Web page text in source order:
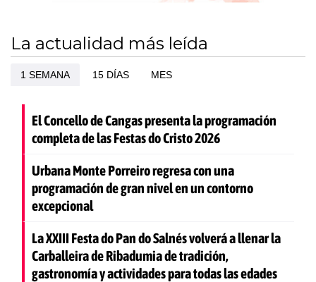
La actualidad más leída
1 SEMANA 15 DÍAS MES
El Concello de Cangas presenta la programación
completa de las Festas do Cristo 2026
Urbana Monte Porreiro regresa con una
programación de gran nivel en un contorno
excepcional
La XXIII Festa do Pan do Salnés volverá a llenar la
Carballeira de Ribadumia de tradición,
gastronomía y actividades para todas las edades